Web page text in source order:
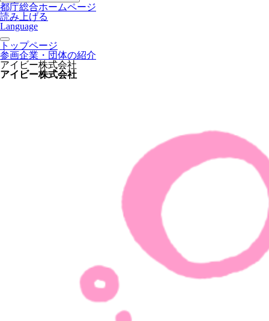
都庁総合ホームページ
読み上げる
Language
トップページ
参画企業・団体の紹介
アイビー株式会社
アイビー株式会社